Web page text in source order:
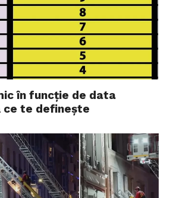
în funcție de data
ce te definește